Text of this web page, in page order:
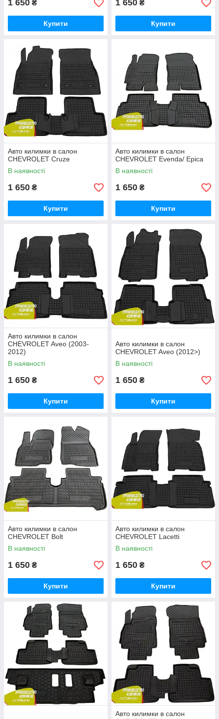
1 650 ₴
Купити
1 650 ₴
Купити
Авто килимки в салон
CHEVROLET Cruze
В наявності
1 650 ₴
Купити
Авто килимки в салон
CHEVROLET Evenda/ Epica
В наявності
1 650 ₴
Купити
Авто килимки в салон
CHEVROLET Aveo (2003-
2012)
В наявності
1 650 ₴
Купити
Авто килимки в салон
CHEVROLET Aveo (2012>)
В наявності
1 650 ₴
Купити
Авто килимки в салон
CHEVROLET Bolt
В наявності
1 650 ₴
Купити
Авто килимки в салон
CHEVROLET Lacetti
В наявності
1 650 ₴
Купити
Авто килимки в салон